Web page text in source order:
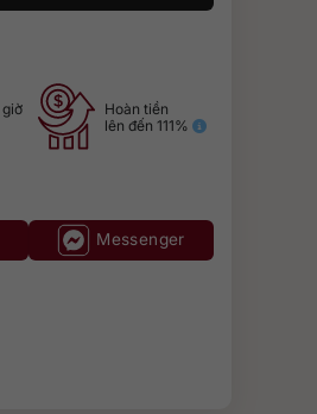
giờ
Hoàn tiền
lên đến 111%
Messenger